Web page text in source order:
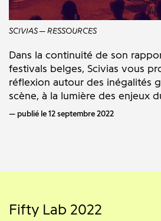
SCIVIAS RESSOURCES
Dans la continuité de son
festivals belges, Scivias vous
réflexion autour des inégalités
scène, à la lumière des enjeux
publié le 12 septembre 2022
Fifty Lab 2022